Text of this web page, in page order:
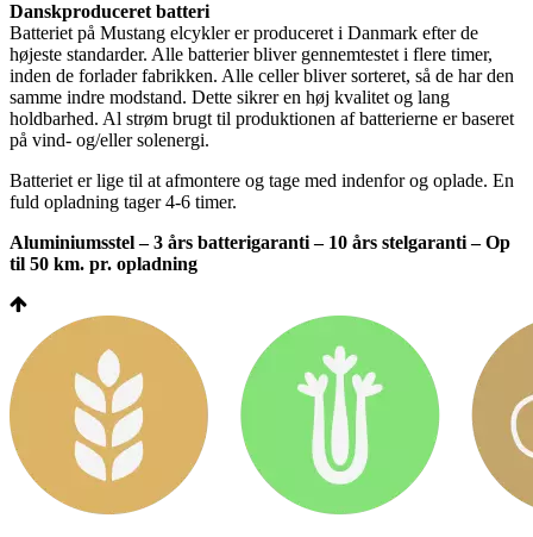
Danskproduceret batteri
Batteriet på Mustang elcykler er produceret i Danmark efter de
højeste standarder. Alle batterier bliver gennemtestet i flere timer,
inden de forlader fabrikken. Alle celler bliver sorteret, så de har den
samme indre modstand. Dette sikrer en høj kvalitet og lang
holdbarhed. Al strøm brugt til produktionen af batterierne er baseret
på vind- og/eller solenergi.
Batteriet er lige til at afmontere og tage med indenfor og oplade. En
fuld opladning tager 4-6 timer.
Aluminiumsstel – 3 års batterigaranti – 10 års stelgaranti – Op
til 50 km. pr. opladning